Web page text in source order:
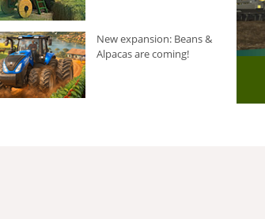
New expansion: Beans &
Alpacas are coming!